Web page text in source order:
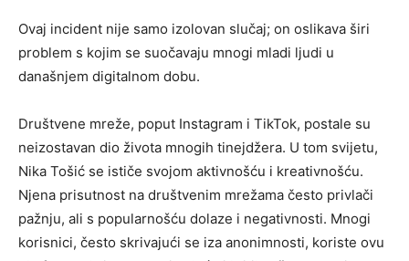
Ovaj incident nije samo izolovan slučaj; on oslikava širi
problem s kojim se suočavaju mnogi mladi ljudi u
današnjem digitalnom dobu.
Društvene mreže, poput Instagram i TikTok, postale su
neizostavan dio života mnogih tinejdžera. U tom svijetu,
Nika Tošić se ističe svojom aktivnošću i kreativnošću.
Njena prisutnost na društvenim mrežama često privlači
pažnju, ali s popularnošću dolaze i negativnosti. Mnogi
korisnici, često skrivajući se iza anonimnosti, koriste ovu